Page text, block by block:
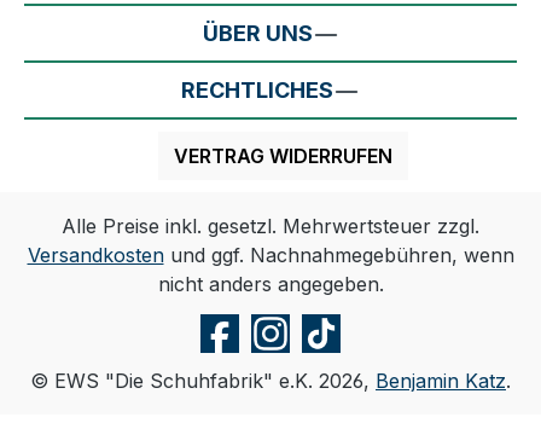
ÜBER UNS
RECHTLICHES
VERTRAG WIDERRUFEN
Alle Preise inkl. gesetzl. Mehrwertsteuer zzgl.
Versandkostenund ggf. Nachnahmegebühren, wenn
nicht anders angegeben.
© EWS "Die Schuhfabrik" e.K. 2026, Benjamin Katz.